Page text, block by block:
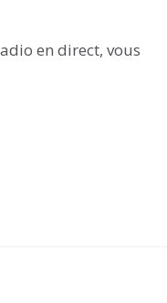
en direct, vous